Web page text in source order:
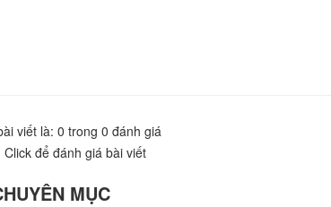
viết là: 0 trong 0 đánh giá
Click để đánh giá bài viết
MỤC